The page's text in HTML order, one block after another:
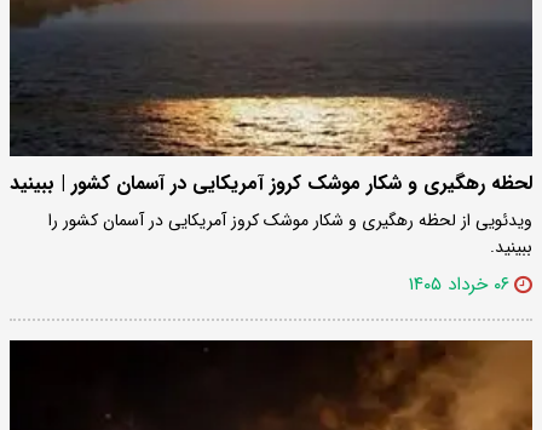
لحظه رهگیری و شکار موشک کروز آمریکایی در آسمان کشور | ببینید
ویدئویی از لحظه رهگیری و شکار موشک کروز آمریکایی در آسمان کشور را
ببینید.
۰۶ خرداد ۱۴۰۵